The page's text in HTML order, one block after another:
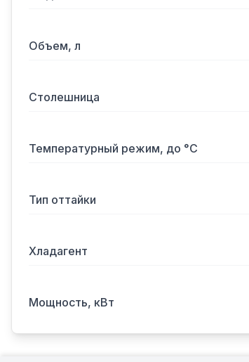
Объем, л
Столешница
Температурный режим, до °С
Тип оттайки
Хладагент
Мощность, кВт